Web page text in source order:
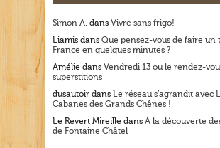
Simon A. dans Vivre sans frigo!
Liamis dans Que pensez-vous de faire un
France en quelques minutes ?
Amélie dans Vendredi 13 ou le rendez-
superstitions
dusautoir dans Le réseau s’agrandit avec
Cabanes des Grands Chênes !
Le Revert Mireille dans A la découverte
de Fontaine Châtel